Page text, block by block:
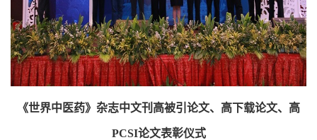
《世界中医药》杂志中文刊高被引论文、高下载论文、高
PCSI论文表彰仪式